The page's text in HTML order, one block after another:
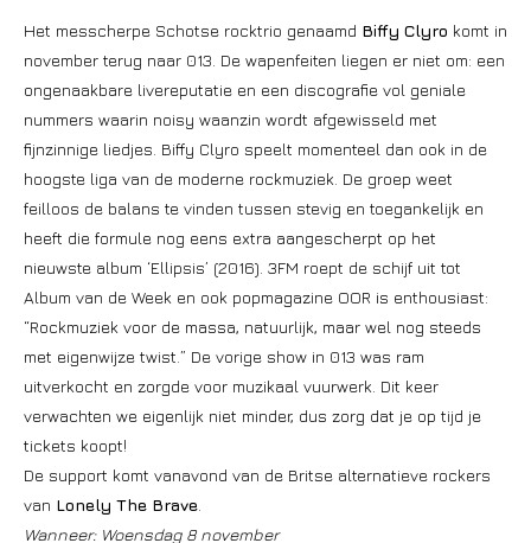
Het messcherpe Schotse rocktrio genaamd Biffy Clyro komt in
november terug naar 013. De wapenfeiten liegen er niet om: een
ongenaakbare livereputatie en een discografie vol geniale
nummers waarin noisy waanzin wordt afgewisseld met
fijnzinnige liedjes. Biffy Clyro speelt momenteel dan ook in de
hoogste liga van de moderne rockmuziek. De groep weet
feilloos de balans te vinden tussen stevig en toegankelijk en
heeft die formule nog eens extra aangescherpt op het
nieuwste album ‘Ellipsis’ (2016). 3FM roept de schijf uit tot
Album van de Week en ook popmagazine OOR is enthousiast:
“Rockmuziek voor de massa, natuurlijk, maar wel nog steeds
met eigenwijze twist.” De vorige show in 013 was ram
uitverkocht en zorgde voor muzikaal vuurwerk. Dit keer
verwachten we eigenlijk niet minder, dus zorg dat je op tijd je
tickets koopt!
De support komt vanavond van de Britse alternatieve rockers
van Lonely The Brave
Wanneer: Woensdag 8 november